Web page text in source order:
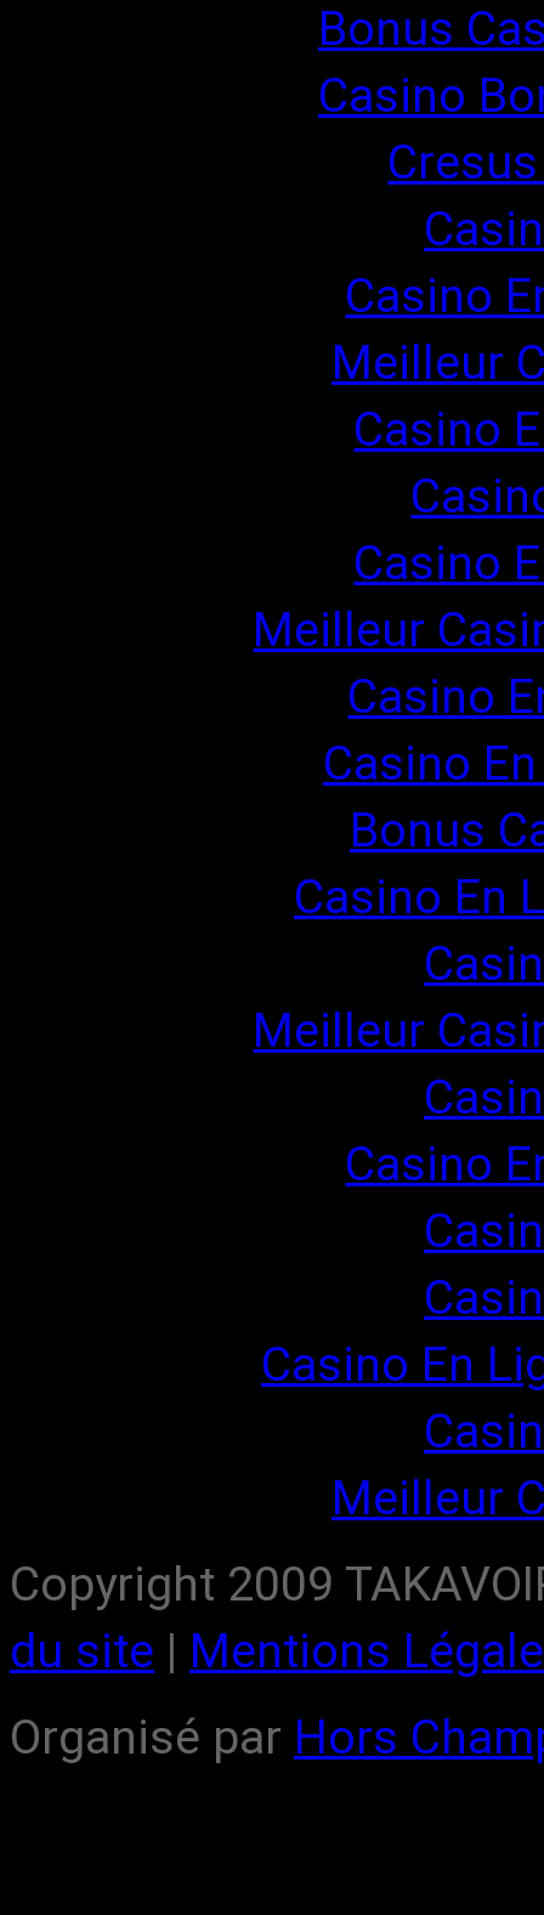
Bonus
Casino
Casino
Meilleur
Casino
Casino
Meilleur
Casino
Casino
Bonus
Casino En
Meilleur
Casino
Casino En
Meilleur
Copyright 2009
du site | Mentions
Organisé par Hors